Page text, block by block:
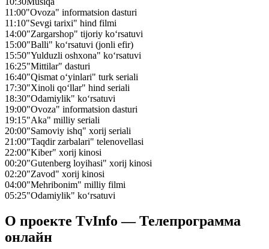
11:00"Ovoza" informatsion dasturi
11:10"Sevgi tarixi" hind filmi
14:00"Zargarshop" tijoriy ko‘rsatuvi
15:00"Balli" ko‘rsatuvi (jonli efir)
15:50"Yulduzli oshxona" ko‘rsatuvi
16:25"Mittilar" dasturi
16:40"Qismat o‘yinlari" turk seriali
17:30"Xinoli qo‘llar" hind seriali
18:30"Odamiylik" ko‘rsatuvi
19:00"Ovoza" informatsion dasturi
19:15"Aka" milliy seriali
20:00"Samoviy ishq" xorij seriali
21:00"Taqdir zarbalari" telenovellasi
22:00"Kiber" xorij kinosi
00:20"Gutenberg loyihasi" xorij kinosi
02:20"Zavod" xorij kinosi
04:00"Mehribonim" milliy filmi
05:25"Odamiylik" ko‘rsatuvi
О проекте TvInfo — Телепрограмма
онлайн